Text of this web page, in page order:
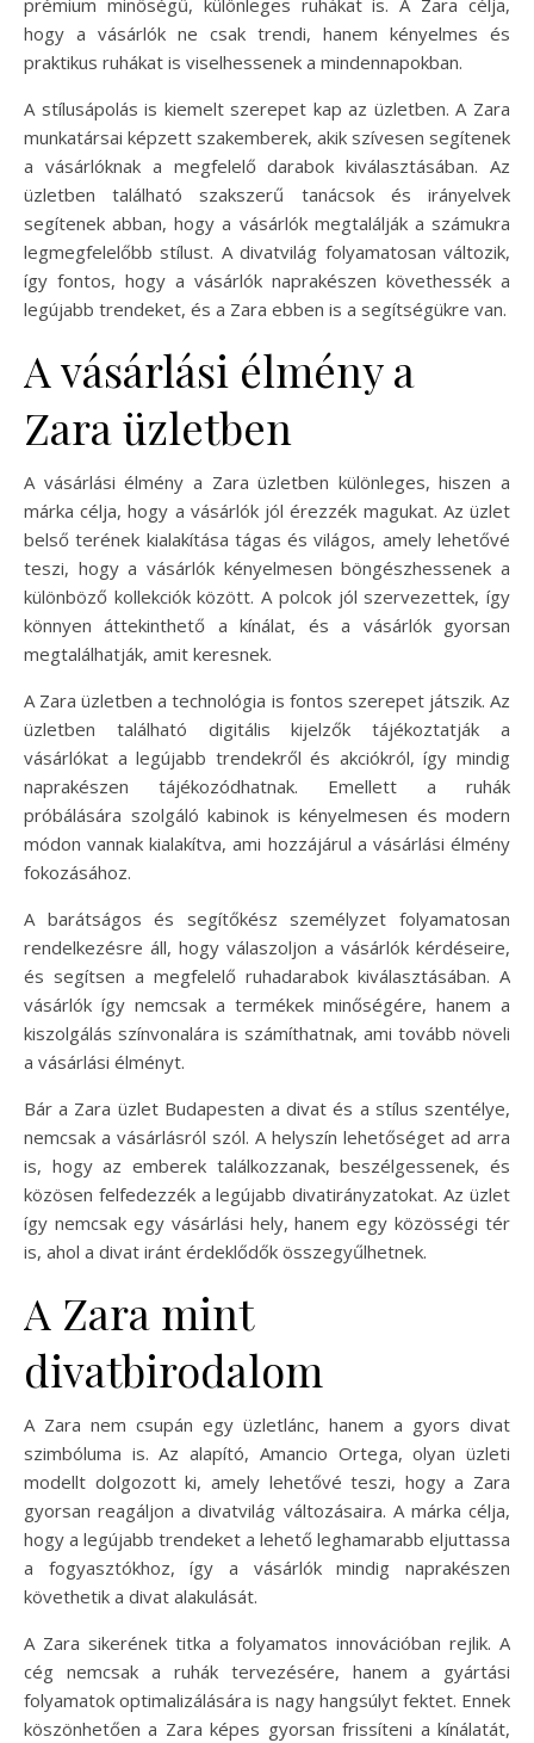
hogy a vásárlók ne csak trendi, hanem kényelmes és
praktikus ruhákat is viselhessenek a mindennapokban.
A stílusápolás is kiemelt szerepet kap az üzletben. A Zara
munkatársai képzett szakemberek, akik szívesen segítenek
a vásárlóknak a megfelelő darabok kiválasztásában. Az
üzletben található szakszerű tanácsok és irányelvek
segítenek abban, hogy a vásárlók megtalálják a számukra
legmegfelelőbb stílust. A divatvilág folyamatosan változik,
így fontos, hogy a vásárlók naprakészen követhessék a
legújabb trendeket, és a Zara ebben is a segítségükre van.
A vásárlási élmény a
Zara üzletben
A vásárlási élmény a Zara üzletben különleges, hiszen a
márka célja, hogy a vásárlók jól érezzék magukat. Az üzlet
belső terének kialakítása tágas és világos, amely lehetővé
teszi, hogy a vásárlók kényelmesen böngészhessenek a
különböző kollekciók között. A polcok jól szervezettek, így
könnyen áttekinthető a kínálat, és a vásárlók gyorsan
megtalálhatják, amit keresnek.
A Zara üzletben a technológia is fontos szerepet játszik. Az
üzletben található digitális kijelzők tájékoztatják a
vásárlókat a legújabb trendekről és akciókról, így mindig
naprakészen tájékozódhatnak. Emellett a ruhák
próbálására szolgáló kabinok is kényelmesen és modern
módon vannak kialakítva, ami hozzájárul a vásárlási élmény
fokozásához.
A barátságos és segítőkész személyzet folyamatosan
rendelkezésre áll, hogy válaszoljon a vásárlók kérdéseire,
és segítsen a megfelelő ruhadarabok kiválasztásában. A
vásárlók így nemcsak a termékek minőségére, hanem a
kiszolgálás színvonalára is számíthatnak, ami tovább növeli
a vásárlási élményt.
Bár a Zara üzlet Budapesten a divat és a stílus szentélye,
nemcsak a vásárlásról szól. A helyszín lehetőséget ad arra
is, hogy az emberek találkozzanak, beszélgessenek, és
közösen felfedezzék a legújabb divatirányzatokat. Az üzlet
így nemcsak egy vásárlási hely, hanem egy közösségi tér
is, ahol a divat iránt érdeklődők összegyűlhetnek.
A Zara mint
divatbirodalom
A Zara nem csupán egy üzletlánc, hanem a gyors divat
szimbóluma is. Az alapító, Amancio Ortega, olyan üzleti
modellt dolgozott ki, amely lehetővé teszi, hogy a Zara
gyorsan reagáljon a divatvilág változásaira. A márka célja,
hogy a legújabb trendeket a lehető leghamarabb eljuttassa
a fogyasztókhoz, így a vásárlók mindig naprakészen
követhetik a divat alakulását.
A Zara sikerének titka a folyamatos innovációban rejlik. A
cég nemcsak a ruhák tervezésére, hanem a gyártási
folyamatok optimalizálására is nagy hangsúlyt fektet. Ennek
köszönhetően a Zara képes gyorsan frissíteni a kínálatát,